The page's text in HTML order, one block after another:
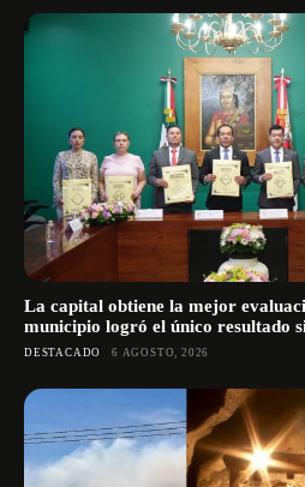
La capital obtiene la mejor
municipio logró el único resultado
DESTACADO 6 AGOSTO, 2026